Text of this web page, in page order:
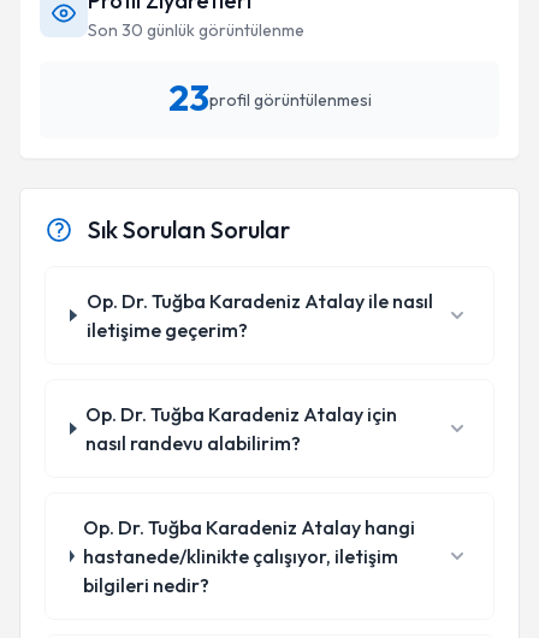
Son 30 günlük görüntülenme
23profil görüntülenmesi
Sık Sorulan Sorular
Op. Dr. Tuğba Karadeniz Atalay ile nasıl
iletişime geçerim?
Op. Dr. Tuğba Karadeniz Atalay için
nasıl randevu alabilirim?
Op. Dr. Tuğba Karadeniz Atalay hangi
hastanede/klinikte çalışıyor, iletişim
bilgileri nedir?